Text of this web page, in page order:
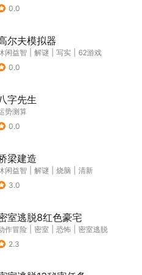
0.0
尔夫模拟器
闲益智 解谜 写实
62游戏
0.0
字先生
势测算
0.0
梁建造
闲益智 解谜 烧脑
清新
3.0
室逃脱8红色豪宅
作冒险 密室 恐怖
密室逃脱
2.3